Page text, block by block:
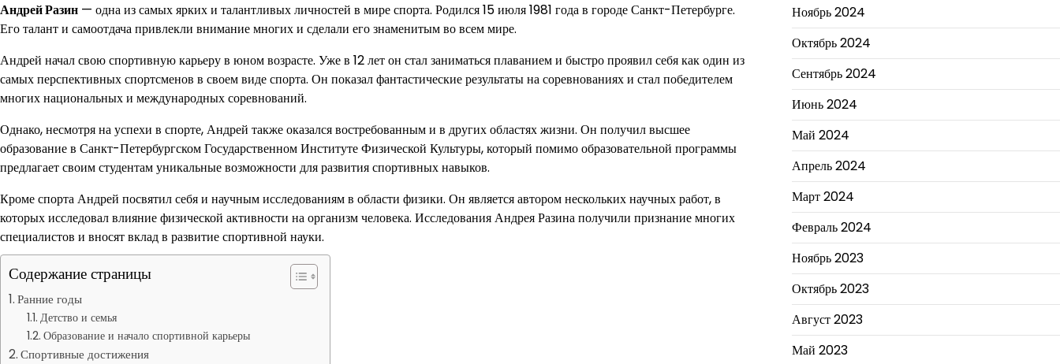
Андрей Разин — одна из самых ярких и талантливых личностей в мире спорта. Родился 15 июля 1981 года в городе Санкт-Петербурге.
Его талант и самоотдача привлекли внимание многих и сделали его знаменитым во всем мире.
Андрей начал свою спортивную карьеру в юном возрасте. Уже в 12 лет он стал заниматься плаванием и быстро проявил себя как один из
самых перспективных спортсменов в своем виде спорта. Он показал фантастические результаты на соревнованиях и стал победителем
многих национальных и международных соревнований.
Однако, несмотря на успехи в спорте, Андрей также оказался востребованным и в других областях жизни. Он получил высшее
образование в Санкт-Петербургском Государственном Институте Физической Культуры, который помимо образовательной программы
предлагает своим студентам уникальные возможности для развития спортивных навыков.
Кроме спорта Андрей посвятил себя и научным исследованиям в области физики. Он является автором нескольких научных работ, в
которых исследовал влияние физической активности на организм человека. Исследования Андрея Разина получили признание многих
специалистов и вносят вклад в развитие спортивной науки.
Содержание страницы
Ранние годы
Детство и семья
Образование и начало спортивной карьеры
Спортивные достижения
Ноябрь 2024
Октябрь 2024
Сентябрь 2024
Июнь 2024
Май 2024
Апрель 2024
Март 2024
Февраль 2024
Ноябрь 2023
Октябрь 2023
Август 2023
Май 2023